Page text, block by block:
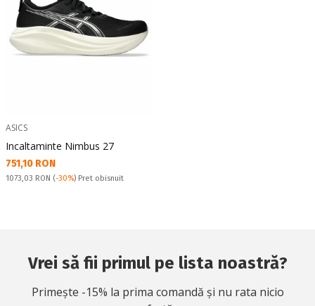
ASICS
Incaltaminte Nimbus 27
Текуща цена:
751,10 RON
Pret obisnuit:
1073,03 RON (-30%) Pret obisnuit
Vrei să fii primul pe lista noastră?
Primește -15% la prima comandă și nu rata nicio